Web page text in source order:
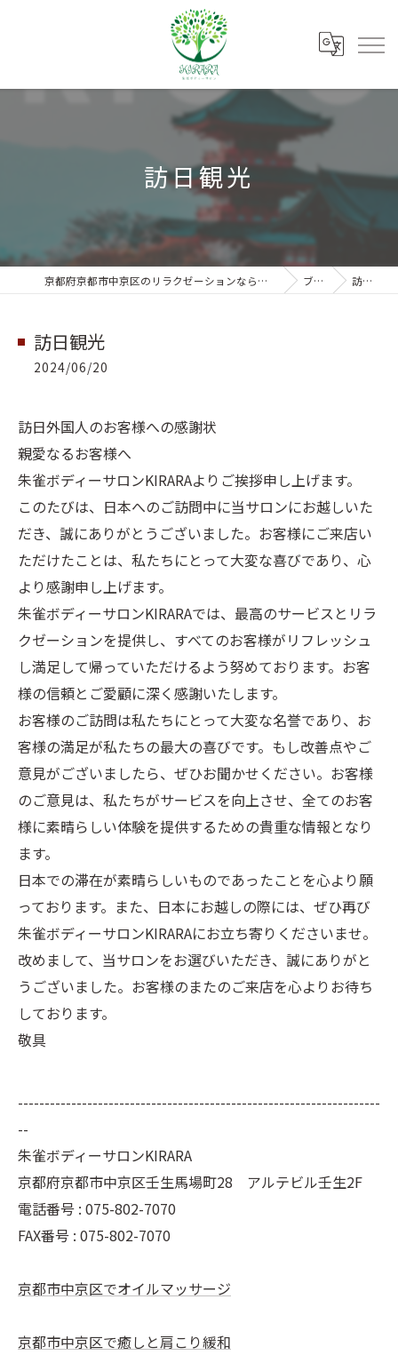
訪日観光
京都府京都市中京区のリラクゼーションなら朱雀ボディーサロンKIRARA ブログ 訪日観光
訪日観光
2024/06/20
訪日外国人のお客様への感謝状
親愛なるお客様へ
朱雀ボディーサロンKIRARAよりご挨拶申し上げます。
このたびは、日本へのご訪問中に当サロンにお越しいた
だき、誠にありがとうございました。お客様にご来店い
ただけたことは、私たちにとって大変な喜びであり、心
より感謝申し上げます。
朱雀ボディーサロンKIRARAでは、最高のサービスとリラ
クゼーションを提供し、すべてのお客様がリフレッシュ
し満足して帰っていただけるよう努めております。お客
様の信頼とご愛顧に深く感謝いたします。
お客様のご訪問は私たちにとって大変な名誉であり、お
客様の満足が私たちの最大の喜びです。もし改善点やご
意見がございましたら、ぜひお聞かせください。お客様
のご意見は、私たちがサービスを向上させ、全てのお客
様に素晴らしい体験を提供するための貴重な情報となり
ます。
日本での滞在が素晴らしいものであったことを心より願
っております。また、日本にお越しの際には、ぜひ再び
朱雀ボディーサロンKIRARAにお立ち寄りくださいませ。
改めまして、当サロンをお選びいただき、誠にありがと
うございました。お客様のまたのご来店を心よりお待ち
しております。
敬具
--------------------------------------------------------------------
--
朱雀ボディーサロンKIRARA
京都府京都市中京区壬生馬場町28 アルテビル壬生2F
電話番号 : 075-802-7070
FAX番号 : 075-802-7070
京都市中京区でオイルマッサージ
京都市中京区で癒しと肩こり緩和